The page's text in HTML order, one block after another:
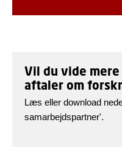
Vil du vide
aftaler om
Læs eller download
samarbejdspartner'.